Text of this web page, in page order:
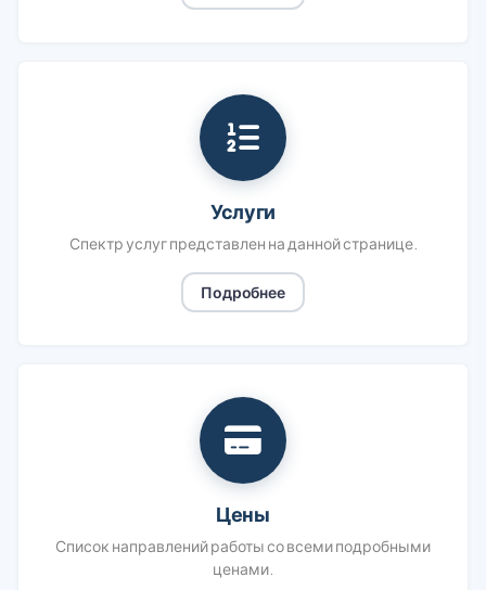
Услуги
Спектр услуг представлен на данной странице.
Подробнее
Цены
Список направлений работы со всеми подробными
ценами.